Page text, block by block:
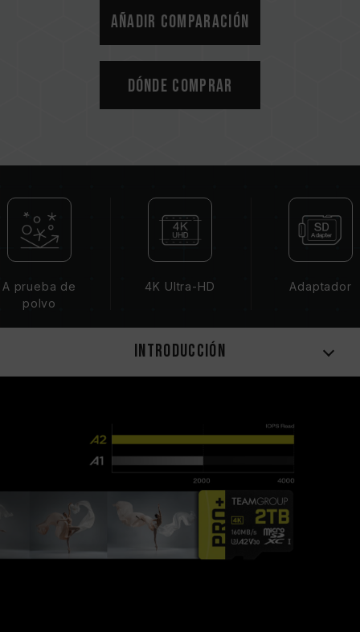
Añadir comparación
Dónde comprar
A prueba de
polvo
4K Ultra-HD Adaptador
Introducción